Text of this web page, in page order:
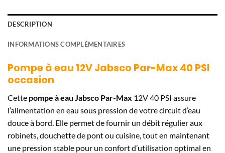
DESCRIPTION
INFORMATIONS COMPLÉMENTAIRES
Pompe à eau 12V Jabsco Par-Max 40 PSI
occasion
Cette pompe à eau Jabsco Par-Max 12V 40 PSI assure
l’alimentation en eau sous pression de votre circuit d’eau
douce à bord. Elle permet de fournir un débit régulier aux
robinets, douchette de pont ou cuisine, tout en maintenant
une pression stable pour un confort d’utilisation optimal en